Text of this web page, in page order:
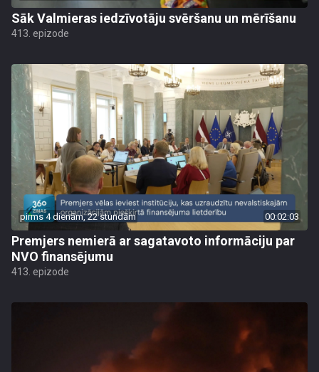
Sāk Valmieras iedzīvotāju svēršanu un mērīšanu
413. epizode
pirms 4 dienām, 22 stundām 00:02:03
Premjers nemierā ar sagatavoto informāciju par
NVO finansējumu
413. epizode